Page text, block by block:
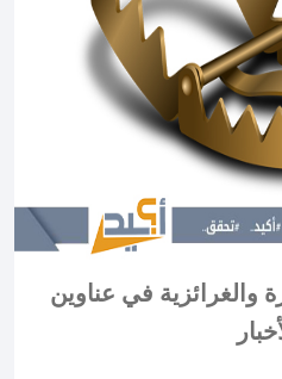
والغرائزية في عناوين